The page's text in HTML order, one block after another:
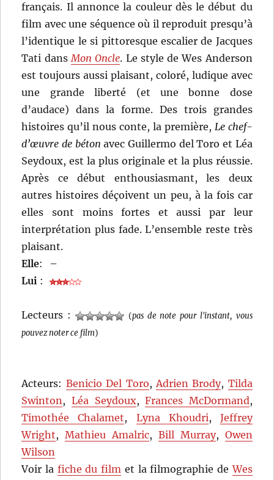
français. Il annonce la couleur dès le début du
film avec une séquence où il reproduit presqu’à
l’identique le si pittoresque escalier de Jacques
Tati dansMon Oncle. Le style de Wes Anderson
est toujours aussi plaisant, coloré, ludique avec
une grande liberté (et une bonne dose
d’audace) dans la forme. Des trois grandes
histoires qu’il nous conte, la première, Le chef-
d’œuvre de béton avec Guillermo del Toro et Léa
Seydoux, est la plus originale et la plus réussie.
Après ce début enthousiasmant, les deux
autres histoires déçoivent un peu, à la fois car
elles sont moins fortes et aussi par leur
interprétation plus fade. L’ensemble reste très
plaisant.
Elle:
–
Lui :
Lecteurs : (pas de note pour l'instant, vous
pouvez noter ce film)
Acteurs: Benicio Del Toro,Adrien Brody, Tilda
Swinton, Léa Seydoux,Frances McDormand,
Timothée Chalamet, Lyna Khoudri, Jeffrey
Wright,Mathieu Amalric, Bill Murray, Owen
Wilson
Voir la fiche du film et la filmographie deWes